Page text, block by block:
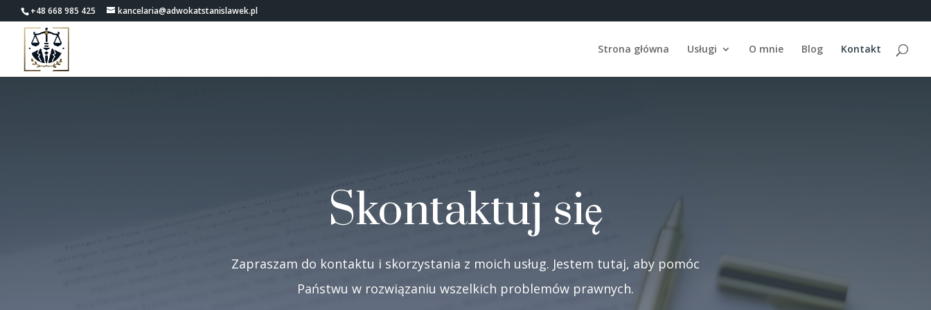
+48 668 985 425 kancelaria@adwokatstanislawek.pl
Strona główna Usługi O mnie Blog Kontakt
Skontaktuj się
Zapraszam do kontaktu i skorzystania z moich usług. Jestem tutaj, aby pomóc
Państwu w rozwiązaniu wszelkich problemów prawnych.